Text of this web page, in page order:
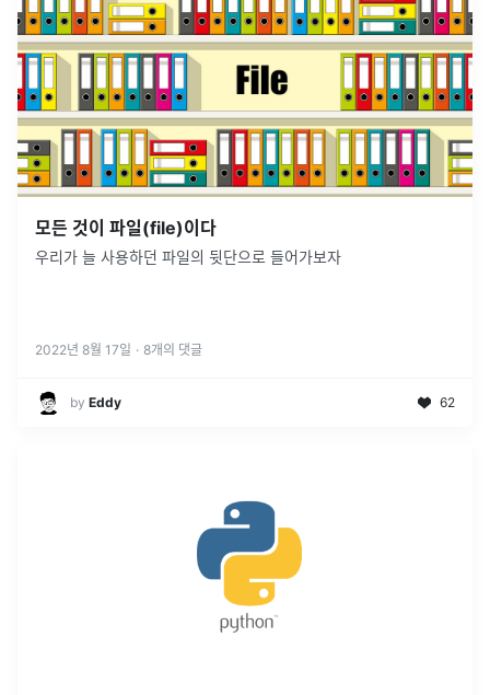
모든 것이 파일(file)이다
우리가 늘 사용하던 파일의 뒷단으로 들어가보자
2022년 8월 17일 · 8개의 댓글
by Eddy 62